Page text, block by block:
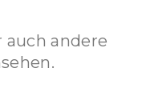
auch andere